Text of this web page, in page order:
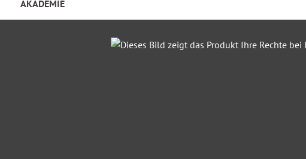
AKADEMIE
Bildergalerie überspringen